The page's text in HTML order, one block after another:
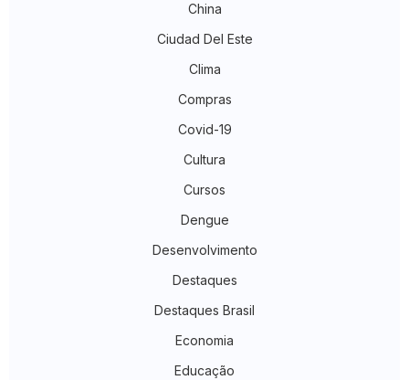
China
Ciudad Del Este
Clima
Compras
Covid-19
Cultura
Cursos
Dengue
Desenvolvimento
Destaques
Destaques Brasil
Economia
Educação